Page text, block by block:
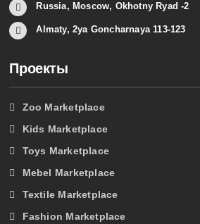
Russia, Moscow, Okhotny Ryad -2
Almaty, 2ya Goncharnaya 113-123
Проекты
Zoo Marketplace
Kids Marketplace
Toys Marketplace
Mebel Marketplace
Textile Marketplace
Fashion Marketplace